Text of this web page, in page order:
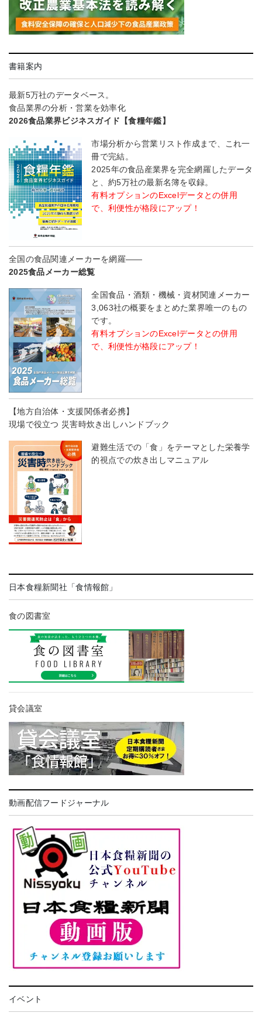
書籍案内
最新5万社のデータベース。
食品業界の分析・営業を効率化
2026食品業界ビジネスガイド【食糧年鑑】
市場分析から営業リスト作成まで、これ一
冊で完結。
2025年の食品産業界を完全網羅したデータ
と、約5万社の最新名簿を収録。
有料オプションのExcelデータとの併用
で、利便性が格段にアップ！
全国の食品関連メーカーを網羅――
2025食品メーカー総覧
全国食品・酒類・機械・資材関連メーカー
3,063社の概要をまとめた業界唯一のもの
です。
有料オプションのExcelデータとの併用
で、利便性が格段にアップ！
【地方自治体・支援関係者必携】
現場で役立つ 災害時炊き出しハンドブック
避難生活での「食」をテーマとした栄養学
的視点での炊き出しマニュアル
日本食糧新聞社「食情報館」
食の図書室
貸会議室
動画配信フードジャーナル
イベント